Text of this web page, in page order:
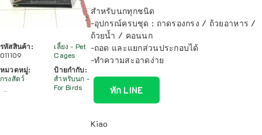
รหัสสินค้า:
011109
หมวดหมู่:
กรงสัตว์
เลี้ยง - Pet
Cages
ป้ายกำกับ:
สำหรับนก -
For Birds
สำหรับนกทุกชนิด
-อุปกรณ์ครบชุด : ถาดรองกรง / ถ้วยอาหาร /
ถ้วยน้ำ / คอนนก
-ถอด และแยกส่วนประกอบได้
-ทำความสะอาดง่าย
ทัก LINE
Kiao